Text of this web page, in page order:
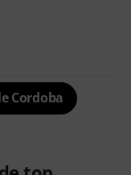
Cordoba